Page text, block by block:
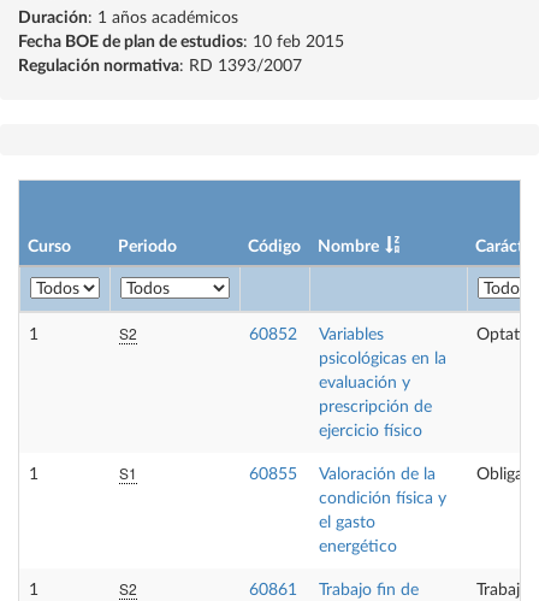
Duración: 1 años académicos
Fecha BOE de plan de estudios: 10 feb 2015
Regulación normativa: RD 1393/2007
Curso Periodo Código Nombre Carácter
1 S2 60852
Variables
psicológicas en la
evaluación y
prescripción de
ejercicio físico
1 S1 60855
Valoración de la
condición física y
el gasto
energético
1 S2 60861
Trabajo fin de